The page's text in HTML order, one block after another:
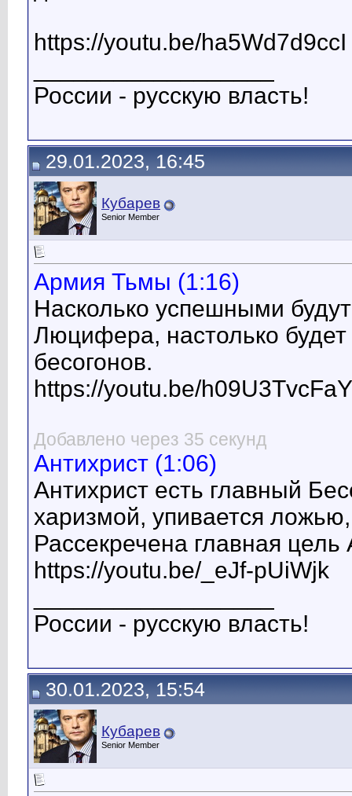
https://youtu.be/ha5Wd7d9ccI
России - русскую власть!
29.01.2023, 16:45
Кубарев
Senior Member
Армия Тьмы (1:16)
Насколько успешными
Люцифера, настолько
бесогонов.
https://youtu.be/h09U3TvcFaY
Добавлено через 35 секунд
Антихрист (1:06)
Антихрист есть главный
харизмой, упивается
Рассекречена главная
https://youtu.be/_eJf-pUiWjk
России - русскую власть!
30.01.2023, 15:54
Кубарев
Senior Member